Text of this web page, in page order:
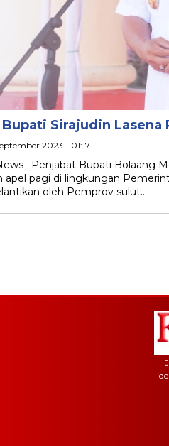
Sirajudin Lasena
2023 - 01:17
Penjabat Bupati Bolaang
apel pagi di lingkungan
oleh Pemprov sulut…